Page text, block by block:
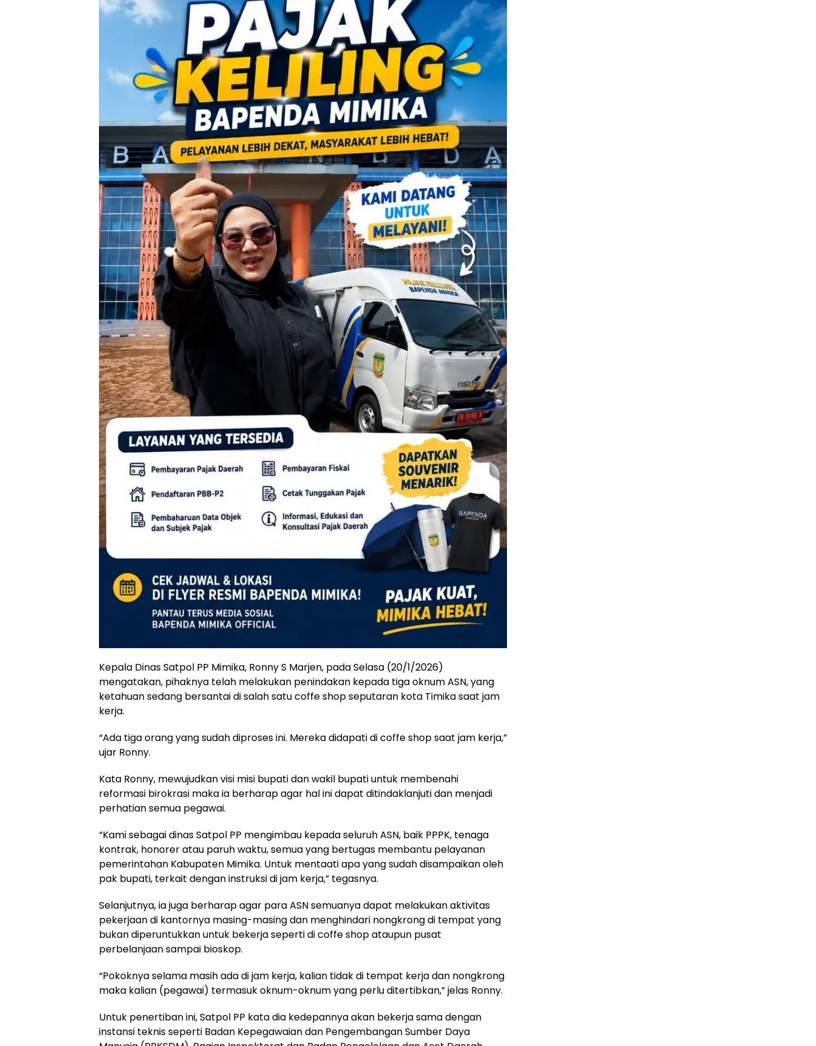
Kepala Dinas Satpol PP Mimika, Ronny S Marjen, pada Selasa (20/1/2026)
mengatakan, pihaknya telah melakukan penindakan kepada tiga oknum ASN, yang
ketahuan sedang bersantai di salah satu coffe shop seputaran kota Timika saat jam
kerja.
“Ada tiga orang yang sudah diproses ini. Mereka didapati di coffe shop saat jam kerja,”
ujar Ronny.
Kata Ronny, mewujudkan visi misi bupati dan wakil bupati untuk membenahi
reformasi birokrasi maka ia berharap agar hal ini dapat ditindaklanjuti dan menjadi
perhatian semua pegawai.
“Kami sebagai dinas Satpol PP mengimbau kepada seluruh ASN, baik PPPK, tenaga
kontrak, honorer atau paruh waktu, semua yang bertugas membantu pelayanan
pemerintahan Kabupaten Mimika. Untuk mentaati apa yang sudah disampaikan oleh
pak bupati, terkait dengan instruksi di jam kerja,” tegasnya.
Selanjutnya, ia juga berharap agar para ASN semuanya dapat melakukan aktivitas
pekerjaan di kantornya masing-masing dan menghindari nongkrong di tempat yang
bukan diperuntukkan untuk bekerja seperti di coffe shop ataupun pusat
perbelanjaan sampai bioskop.
“Pokoknya selama masih ada di jam kerja, kalian tidak di tempat kerja dan nongkrong
maka kalian (pegawai) termasuk oknum-oknum yang perlu ditertibkan,” jelas Ronny.
Untuk penertiban ini, Satpol PP kata dia kedepannya akan bekerja sama dengan
instansi teknis seperti Badan Kepegawaian dan Pengembangan Sumber Daya